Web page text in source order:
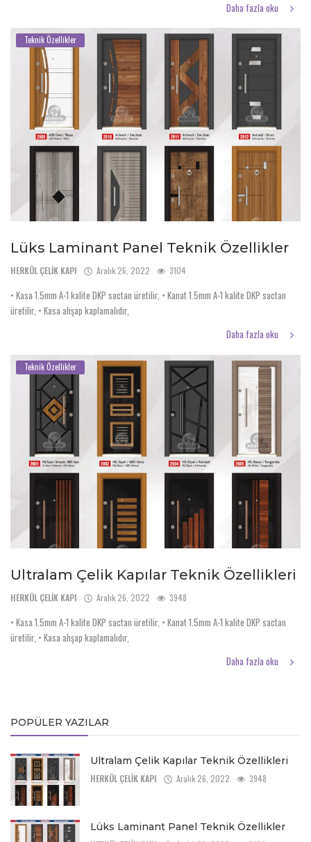
Daha fazla oku
Teknik Özellikler
Lüks Laminant Panel Teknik Özellikler
HERKÜL ÇELİK KAPI Aralık 26, 2022 3104
• Kasa 1.5mm A-1 kalite DKP sactan üretilir, • Kanat 1.5mm A-1 kalite DKP sactan
üretilir, • Kasa ahşap kaplamalıdır,
Daha fazla oku
Teknik Özellikler
Ultralam Çelik Kapılar Teknik Özellikleri
HERKÜL ÇELİK KAPI Aralık 26, 2022 3948
• Kasa 1.5mm A-1 kalite DKP sactan üretilir, • Kanat 1.5mm A-1 kalite DKP sactan
üretilir, • Kasa ahşap kaplamalıdır,
Daha fazla oku
POPÜLER YAZILAR
Ultralam Çelik Kapılar Teknik Özellikleri
HERKÜL ÇELİK KAPI Aralık 26, 2022 3948
Lüks Laminant Panel Teknik Özellikler